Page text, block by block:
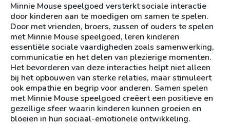
Minnie Mouse speelgoed versterkt sociale interactie
door kinderen aan te moedigen om samen te spelen.
Door met vrienden, broers, zussen of ouders te spelen
met Minnie Mouse speelgoed, leren kinderen
essentiële sociale vaardigheden zoals samenwerking,
communicatie en het delen van plezierige momenten.
Het bevorderen van deze interacties helpt niet alleen
bij het opbouwen van sterke relaties, maar stimuleert
ook empathie en begrip voor anderen. Samen spelen
met Minnie Mouse speelgoed creëert een positieve en
gezellige sfeer waarin kinderen kunnen groeien en
bloeien in hun sociaal-emotionele ontwikkeling.